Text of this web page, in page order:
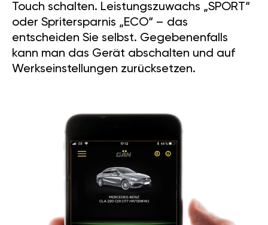
Touch schalten. Leistungszuwachs „SPORT“
oder Spritersparnis „ECO“ – das
entscheiden Sie selbst. Gegebenenfalls
kann man das Gerät abschalten und auf
Werkseinstellungen zurücksetzen.